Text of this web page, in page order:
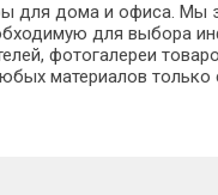
для дома и офиса. Мы
для выбора
фотогалереи
материалов только